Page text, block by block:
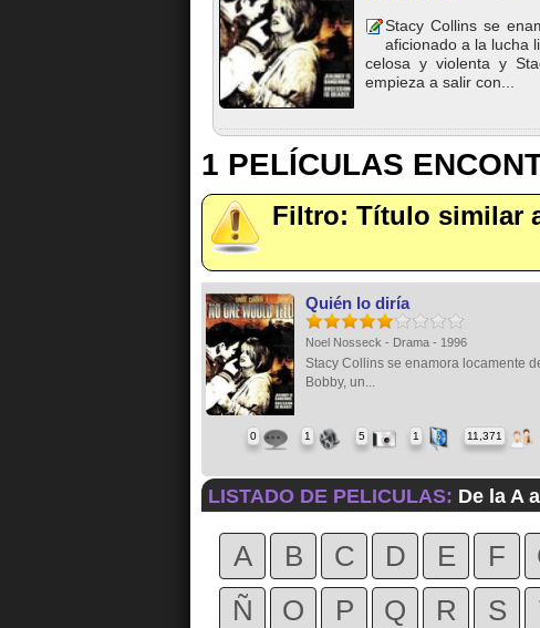
Stacy Collins se
aficionado a la lucha
celosa y violenta y
empieza a salir con...
1 PELÍCULAS
Filtro: Título similar
Quién lo diría
Noel Nosseck - Drama - 1996
Stacy Collins se enamora locamente
Bobby, un...
0 1 5 1 11,371
LISTADO DE PELICULAS: De la A
A B C D E F
Ñ
O P Q R S